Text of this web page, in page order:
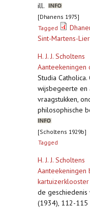
ill.
[Dhanens 1975]
Tagged
Sint-Martens-
H. J. J. Scholtens
Aanteekeningen
Studia
wijsbegeerte en
vraagstukken,
philosophische
[Scholtens 1929b]
Tagged
H. J. J. Scholtens
de geschiedenis
(1934), 112-115